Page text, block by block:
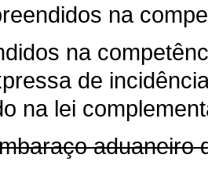
na
na
de
na lei
aduaneiro